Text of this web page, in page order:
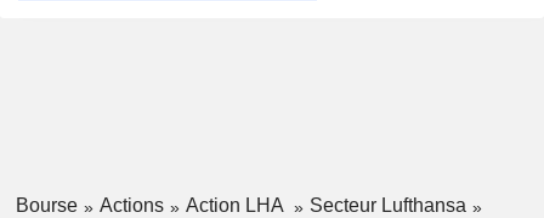
Bourse Actions Action LHA
Secteur Lufthansa